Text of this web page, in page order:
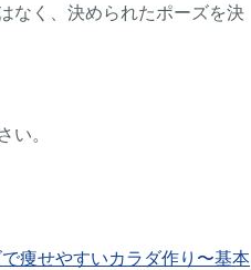
なく、決められたポーズを決
。
痩せやすいカラダ作り〜基本